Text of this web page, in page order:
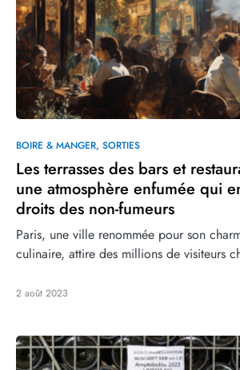
BOIRE & MANGER SORTIES
Les terrasses des bars et
une atmosphère enfumée qui
droits des non-fumeurs
Paris, une ville renommée pour son
culinaire, attire des millions de visiteurs
2 août 2023